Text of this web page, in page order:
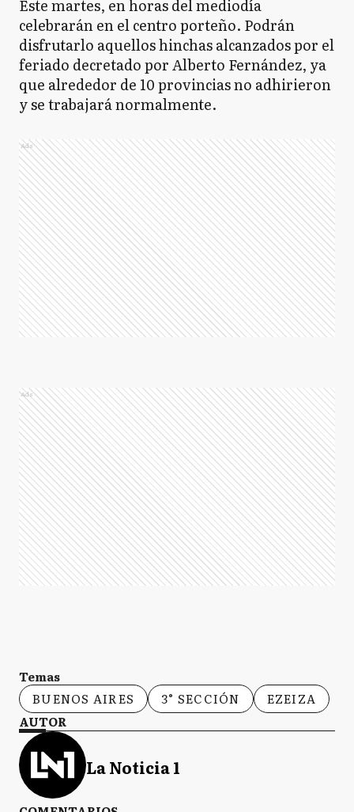
Este martes, en horas del mediodía
celebrarán en el centro porteño. Podrán
disfrutarlo aquellos hinchas alcanzados por el
feriado decretado por Alberto Fernández, ya
que alrededor de 10 provincias no adhirieron
y se trabajará normalmente.
Ads
Ads
Temas
BUENOS AIRES
3° SECCIÓN
EZEIZA
AUTOR
La Noticia 1